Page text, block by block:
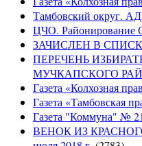
Тамбовский
ЦЧО. Районирование
ЗАЧИСЛЕН В СПИСКИ
ПЕРЕЧЕНЬ
МУЧКАПСКОГО
Газета «Колхозная
Газета «Тамбовская
Газета "Коммуна" №
ВЕНОК ИЗ